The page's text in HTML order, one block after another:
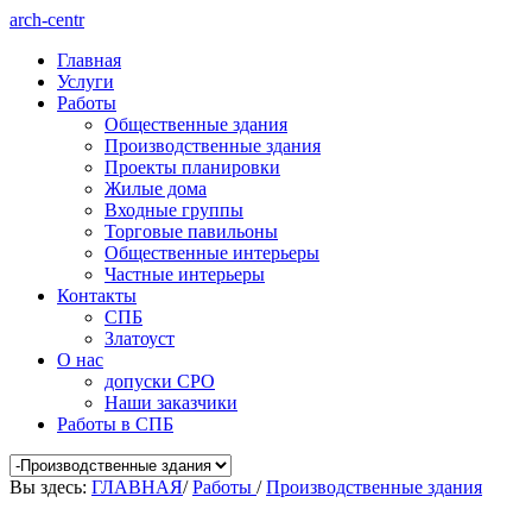
arch-centr
Главная
Услуги
Работы
Общественные здания
Производственные здания
Проекты планировки
Жилые дома
Входные группы
Торговые павильоны
Общественные интерьеры
Частные интерьеры
Контакты
СПБ
Златоуст
О нас
допуски СРО
Наши заказчики
Работы в СПБ
Вы здесь: ГЛАВНАЯ/Работы /Производственные здания